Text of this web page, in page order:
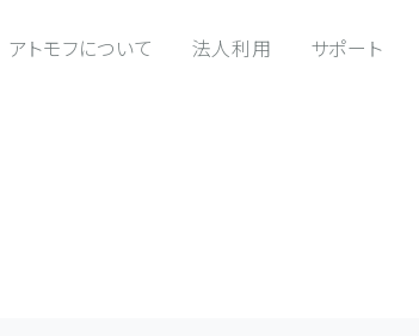
アトモフについて 法人利用 サポート